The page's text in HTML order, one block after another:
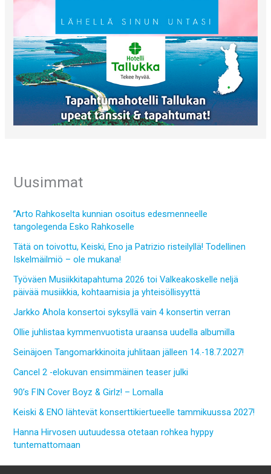
Uusimmat
”Arto Rahkoselta kunnian osoitus edesmenneelle
tangolegenda Esko Rahkoselle
Tätä on toivottu, Keiski, Eno ja Patrizio risteilyllä! Todellinen
Iskelmäilmiö – ole mukana!
Työväen Musiikkitapahtuma 2026 toi Valkeakoskelle neljä
päivää musiikkia, kohtaamisia ja yhteisöllisyyttä
Jarkko Ahola konsertoi syksyllä vain 4 konsertin verran
Ollie juhlistaa kymmenvuotista uraansa uudella albumilla
Seinäjoen Tangomarkkinoita juhlitaan jälleen 14.-18.7.2027!
Cancel 2 -elokuvan ensimmäinen teaser julki
90’s FIN Cover Boyz & Girlz! – Lomalla
Keiski & ENO lähtevät konserttikiertueelle tammikuussa 2027!
Hanna Hirvosen uutuudessa otetaan rohkea hyppy
tuntemattomaan